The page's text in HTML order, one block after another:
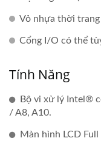
Vỏ nhựa thời trang
Cổng I/O có thể
Tính Năng
Bộ vi xử lý Intel®
/ A8, A10.
Màn hình LCD